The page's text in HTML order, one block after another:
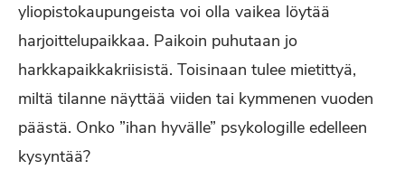
yliopistokaupungeista voi olla vaikea löytää
harjoittelupaikkaa. Paikoin puhutaan jo
harkkapaikkakriisistä. Toisinaan tulee mietittyä,
miltä tilanne näyttää viiden tai kymmenen vuoden
päästä. Onko ”ihan hyvälle” psykologille edelleen
kysyntää?